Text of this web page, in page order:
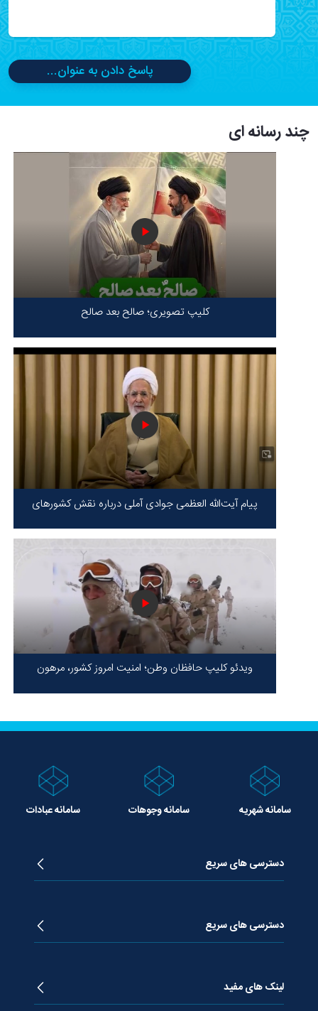
پاسخ دادن به عنوان...
چند رسانه ای
کلیپ تصویری؛ صالح بعد صالح
پیام آیت‌الله العظمی جوادی آملی درباره نقش کشورهای
برابر ظلم!
ویدئو کلیپ حافظان وطن؛ امنیت امروز کشور، مرهون
سامانه شهریه سامانه وجوهات سامانه عبادات
دسترسی های سریع
دسترسی های سریع
لینک های مفید